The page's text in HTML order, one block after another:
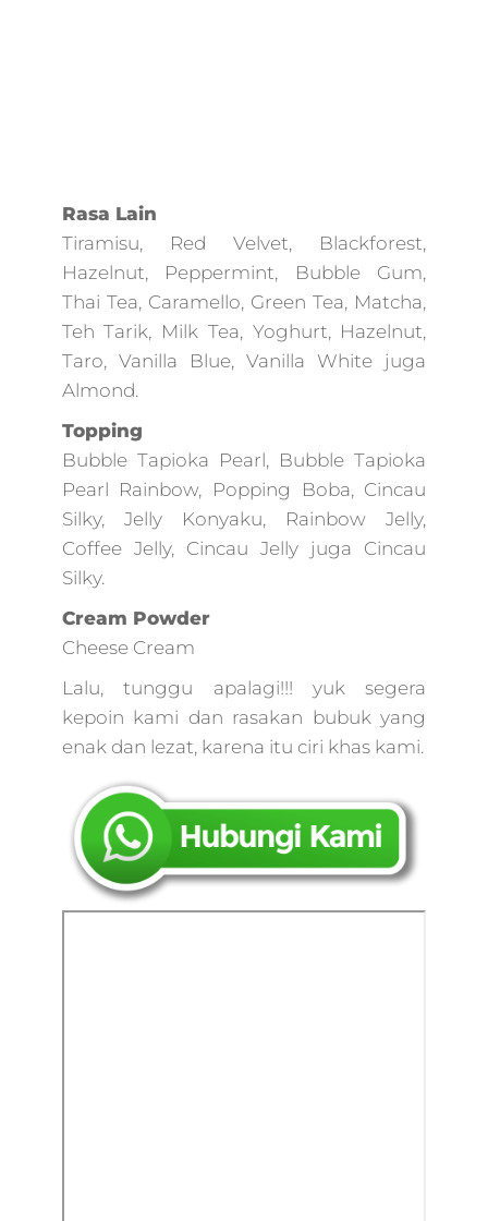
digital
offline,marketing
digital
digital,memulai
4.0 hermawan
digital
digital
advertising
online,bisnis online
digital
digital marketing
Rasa Lain
Tiramisu, Red Velvet, Blackforest,
Hazelnut, Peppermint, Bubble Gum,
Thai Tea, Caramello, Green Tea, Matcha,
Teh Tarik, Milk Tea, Yoghurt, Hazelnut,
Taro, Vanilla Blue, Vanilla White juga
Almond.
Topping
Bubble Tapioka Pearl, Bubble Tapioka
Pearl Rainbow, Popping Boba, Cincau
Silky, Jelly Konyaku, Rainbow Jelly,
Coffee Jelly, Cincau Jelly juga Cincau
Silky.
Cream Powder
Cheese Cream
Lalu, tunggu apalagi!!! yuk segera
kepoin kami dan rasakan bubuk yang
enak dan lezat, karena itu ciri khas kami.